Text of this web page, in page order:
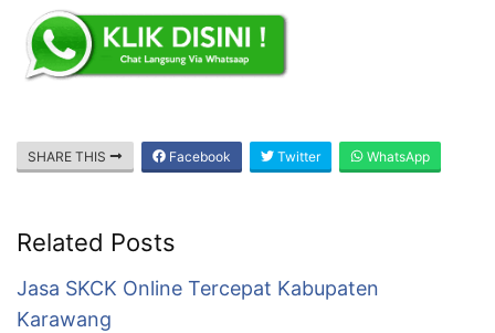
SHARE THIS Facebook Twitter WhatsApp
Related Posts
Jasa SKCK Online Tercepat Kabupaten
Karawang